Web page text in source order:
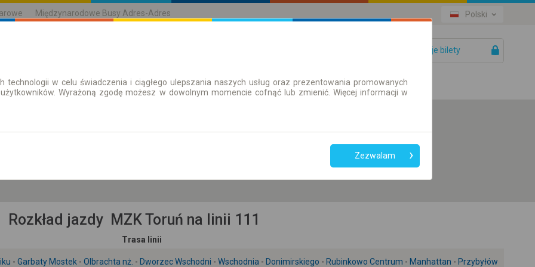
Międzynarodowe Busy Adres-Adres Polski
Twoje bilety
| Bilety Bilety okresowe
przesiadek
Tylko bilet online
Rozkład jazdy MZK Toruń na linii 111
Trasa linii
- Garbaty Mostek - Olbrachta nż. - Dworzec Wschodni - Wschodnia - Donimirskiego - Rubinkowo Centrum - Manhattan - Przybyłów
technologii w celu świadczenia i ciągłego ulepszania naszych usług oraz prezentowania promowanych
Wyrażoną zgodę możesz w dowolnym momencie cofnąć lub zmienić. Więcej informacji w
Zezwalam